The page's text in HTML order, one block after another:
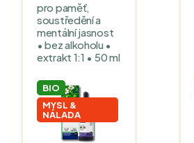
pro paměť,
soustředění a
mentální jasnost
• bez alkoholu •
extrakt 1:1 • 50 ml
BIO
MYSL &
NÁLADA